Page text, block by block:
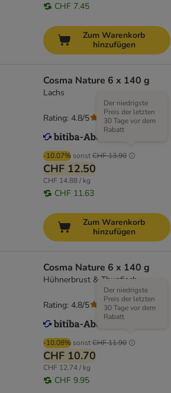
CHF 7.45
Zum Warenkorb
hinzufügen
Cosma Nature 6 x 140 g
Lachs
-10.07% sonstCHF 13.90
Der niedrigste
Preis der letzten
30 Tage vor dem
Rabatt
CHF 12.50
CHF 14.88 / kg
CHF 11.63
Rating: 4.8/5 (107)
Zum Warenkorb
hinzufügen
Cosma Nature 6 x 140 g
Hühnerbrust & Thunfisch
-10.08% sonstCHF 11.90
Der niedrigste
Preis der letzten
30 Tage vor dem
Rabatt
CHF 10.70
CHF 12.74 / kg
CHF 9.95
Rating: 4.8/5 (107)